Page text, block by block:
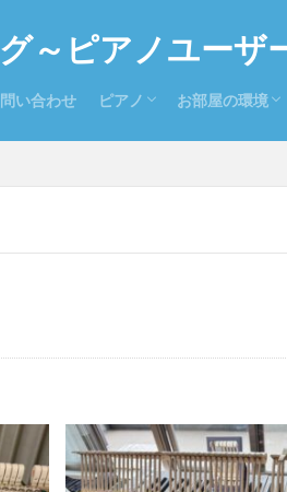
～ピアノユーザ
い合わせ ピアノ
ピアノを持っている人向
ピアノを探している人向
お部屋の環境
置き場所
防音
温度と湿度